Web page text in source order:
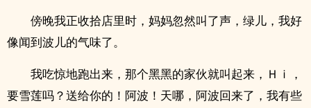
傍晚我正收拾店里时，妈妈忽然叫了声，绿儿，我好
像闻到波儿的气味了。
我吃惊地跑出来，那个黑黑的家伙就叫起来，Ｈｉ，
要雪莲吗？送给你的！阿波！天哪，阿波回来了，我有些